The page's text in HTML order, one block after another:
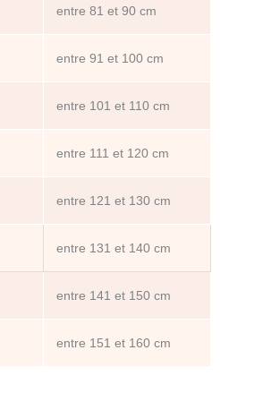
entre 81 et 90 cm
entre 91 et 100 cm
entre 101 et 110 cm
entre 111 et 120 cm
entre 121 et 130 cm
entre 131 et 140 cm
entre 141 et 150 cm
entre 151 et 160 cm